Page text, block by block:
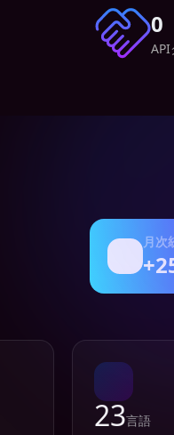
0
API
月次
23言語